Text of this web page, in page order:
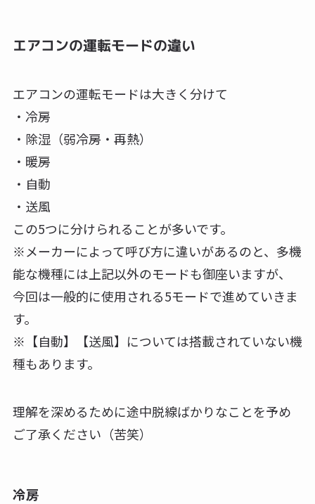
エアコンの運転モードの違い
エアコンの運転モードは大きく分けて
・冷房
・除湿（弱冷房・再熱）
・暖房
・自動
・送風
この5つに分けられることが多いです。
※メーカーによって呼び方に違いがあるのと、多機
能な機種には上記以外のモードも御座いますが、
今回は一般的に使用される5モードで進めていきま
す。
※【自動】【送風】については搭載されていない機
種もあります。
理解を深めるために途中脱線ばかりなことを予め
ご了承ください（苦笑）
冷房